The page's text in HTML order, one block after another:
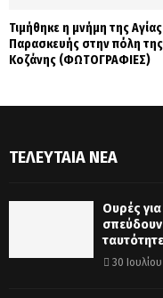
Τιμήθηκε η μνήμη της Αγίας
Παρασκευής στην πόλη της
Κοζάνης (ΦΩΤΟΓΡΑΦΙΕΣ)
ΤΕΛΕΥΤΑΊΑ ΝΈΑ
Ουρές
σπεύδουν
30